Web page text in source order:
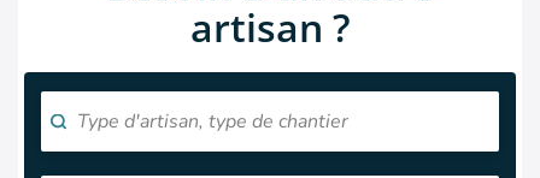
artisan ?